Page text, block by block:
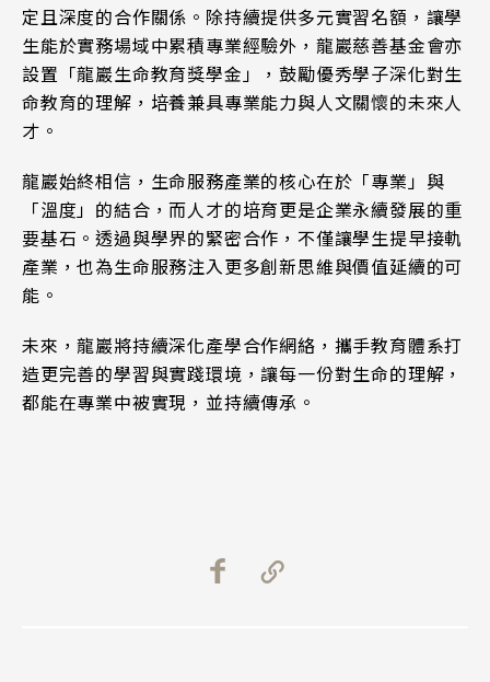
定且深度的合作關係。除持續提供多元實習名額，讓學
生能於實務場域中累積專業經驗外，龍巖慈善基金會亦
設置「龍巖生命教育獎學金」，鼓勵優秀學子深化對生
命教育的理解，培養兼具專業能力與人文關懷的未來人
才。
龍巖始終相信，生命服務產業的核心在於「專業」與
「溫度」的結合，而人才的培育更是企業永續發展的重
要基石。透過與學界的緊密合作，不僅讓學生提早接軌
產業，也為生命服務注入更多創新思維與價值延續的可
能。
未來，龍巖將持續深化產學合作網絡，攜手教育體系打
造更完善的學習與實踐環境，讓每一份對生命的理解，
都能在專業中被實現，並持續傳承。